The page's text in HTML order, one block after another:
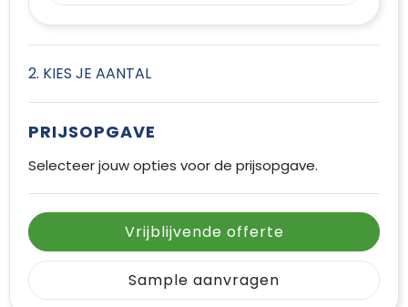
2. KIES JE AANTAL
PRIJSOPGAVE
Selecteer jouw opties voor de prijsopgave.
Vrijblijvende offerte
Sample aanvragen